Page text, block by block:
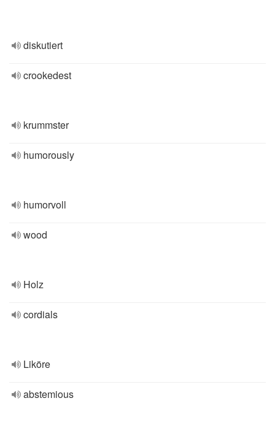
diskutiert
crookedest
krummster
humorously
humorvoll
wood
Holz
cordials
Liköre
abstemious